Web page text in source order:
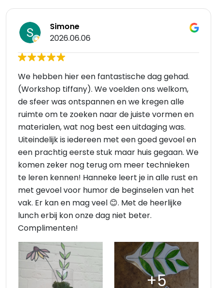
Simone
2026.06.06
We hebben hier een fantastische dag gehad.
(Workshop tiffany). We voelden ons welkom,
de sfeer was ontspannen en we kregen alle
ruimte om te zoeken naar de juiste vormen en
materialen, wat nog best een uitdaging was.
Uiteindelijk is iedereen met een goed gevoel en
een prachtig eerste stuk maar huis gegaan. We
komen zeker nog terug om meer technieken
te leren kennen! Hanneke leert je in alle rust en
met gevoel voor humor de beginselen van het
vak. Er kan en mag veel 😊. Met de heerlijke
lunch erbij kon onze dag niet beter.
Complimenten!